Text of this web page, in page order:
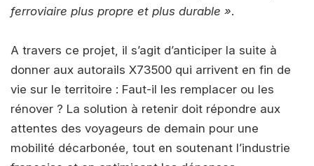
ferroviaire plus propre et plus durable ».
A travers ce projet, il s’agit d’anticiper la suite à
donner aux autorails X73500 qui arrivent en fin de
vie sur le territoire : Faut-il les remplacer ou les
rénover ? La solution à retenir doit répondre aux
attentes des voyageurs de demain pour une
mobilité décarbonée, tout en soutenant l’industrie